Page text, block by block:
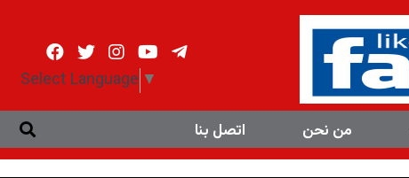
Select Language ▼
من نحن اتصل بنا